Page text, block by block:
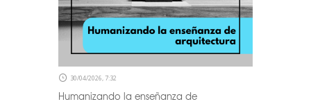
30/04/2026, 7:32
Humanizando la enseñanza de